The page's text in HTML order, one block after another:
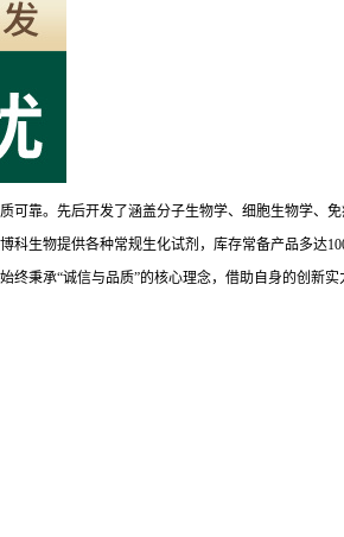
可靠。先后开发了涵盖分子生物学、细胞生物学、
科生物提供各种常规生化试剂，库存常备产品多达
秉承“诚信与品质”的核心理念，借助自身的创新